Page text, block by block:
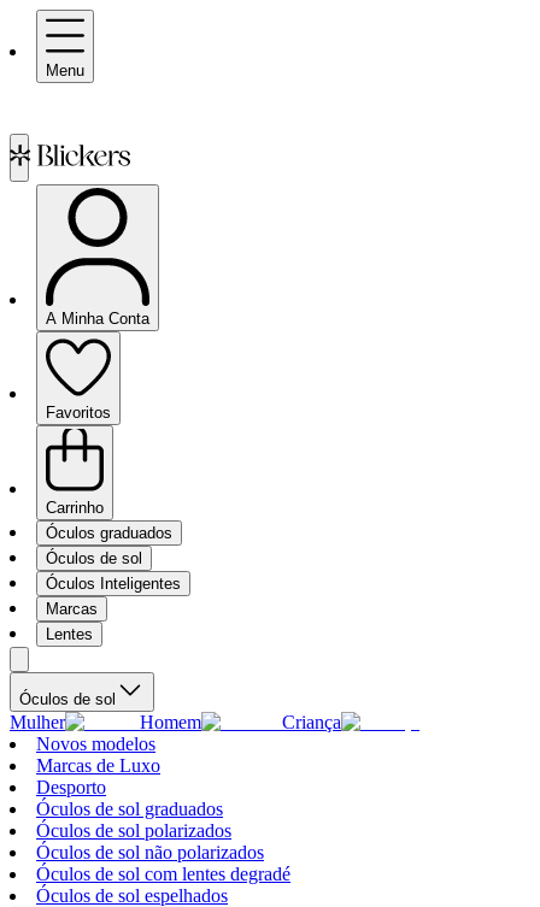
Menu
A Minha Conta
Favoritos
Carrinho
Óculos graduados
Óculos de sol
Óculos Inteligentes
Marcas
Lentes
Óculos de sol
Mulher Homem
Criança
Novos modelos
Marcas de Luxo
Desporto
Óculos de sol graduados
Óculos de sol polarizados
Óculos de sol não polarizados
Óculos de sol com lentes degradé
Óculos de sol espelhados